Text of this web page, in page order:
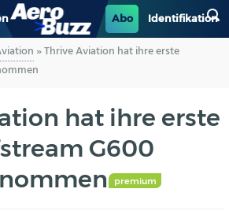
Abo Identifikation
»Thrive Aviation hat ihre erste
hat ihre erste
G600
premium